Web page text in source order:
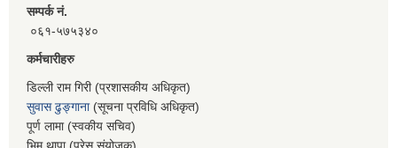
सम्पर्क नं.
०६१-५७५३४०
कर्मचारीहरु
डिल्ली राम गिरी (प्रशासकीय अधिकृत)
सुवास ढुङ्गाना(सूचना प्रविधि अधिकृत)
पूर्ण लामा (स्वकीय सचिव)